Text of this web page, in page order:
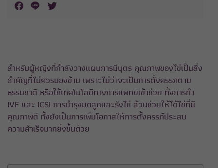
สำหรับผู้หญิงที่กำลังวางแผนการมีบุตร คุณภาพของไข่เป็นสิ่ง
สำคัญที่ไม่ควรมองข้าม เพราะไม่ว่าจะเป็นการตั้งครรภ์ตาม
ธรรมชาติ หรือใช้เทคโนโลยีทางการแพทย์เข้าช่วย ทั้งการทำ
IVF และ ICSI การบำรุงมดลูกและรังไข่ ล้วนช่วยให้ได้ไข่ที่มี
คุณภาพดี ทั้งยังเป็นการเพิ่มโอกาสให้การตั้งครรภ์ประสบ
ความสำเร็จมากยิ่งขึ้นด้วย